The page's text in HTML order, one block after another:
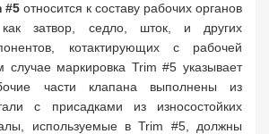
#5 относится к составу рабочих органов
как затвор, седло, шток, и других
котактирующих с рабочей
маркировка Trim #5 указывает
части клапана выполнены из
с присадками из износостойких
используемые в Trim #5, должны